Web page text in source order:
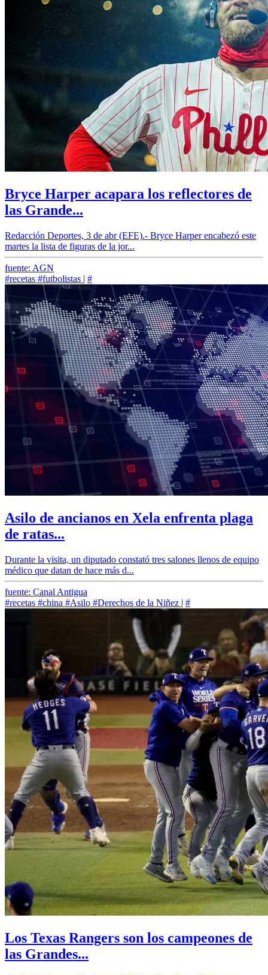
Bryce Harper acapara los reflectores de
las Grande...
Redacción Deportes, 3 de abr (EFE).- Bryce Harper encabezó este
martes la lista de figuras de la jor...
fuente: AGN
#recetas #futbolistas | #
Asilo de ancianos en Xela enfrenta plaga
de ratas...
Durante la visita, un diputado constató tres salones llenos de equipo
médico que datan de hace más d...
fuente: Canal Antigua
#recetas #china #Asilo #Derechos de la Niñez | #
Los Texas Rangers son los campeones de
las Grandes...